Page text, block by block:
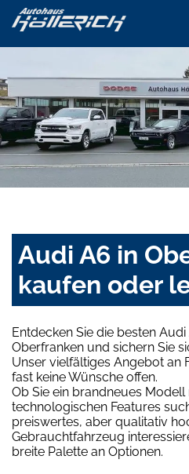
Audi A6 in
kaufen oder
Entdecken Sie die besten
Oberfranken und sichern Sie
Unser vielfältiges Angebot an
fast keine Wünsche offen.
Ob Sie ein brandneues
technologischen Features
preiswertes, aber qualitativ
Gebrauchtfahrzeug
breite Palette an Optionen.